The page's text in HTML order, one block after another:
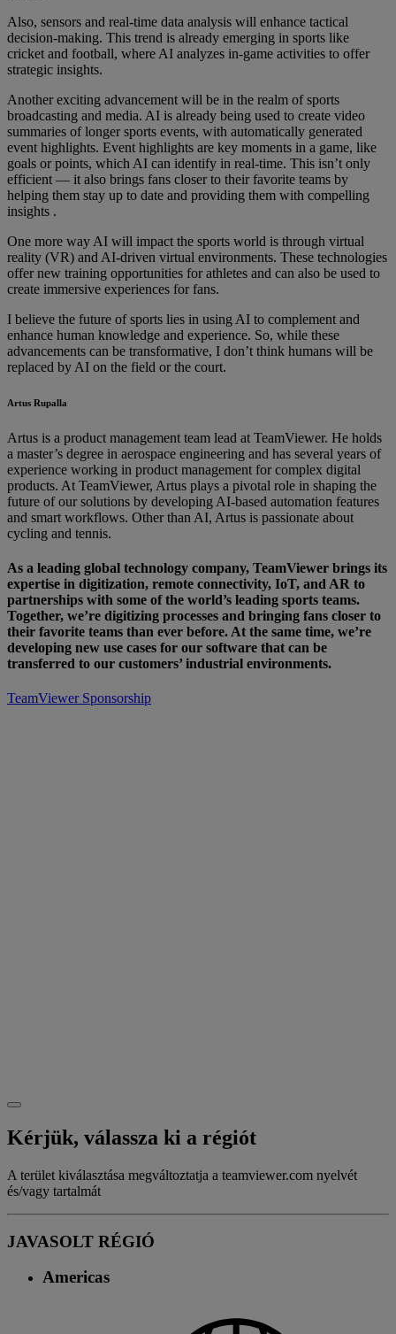
Also, sensors and real-time data analysis will enhance tactical
decision-making. This trend is already emerging in sports like
cricket and football, where AI analyzes in-game activities to offer
strategic insights.
Another exciting advancement will be in the realm of sports
broadcasting and media. AI is already being used to create video
summaries of longer sports events, with automatically generated
event highlights. Event highlights are key moments in a game, like
goals or points, which AI can identify in real-time. This isn’t only
efficient — it also brings fans closer to their favorite teams by
helping them stay up to date and providing them with compelling
insights .
One more way AI will impact the sports world is through virtual
reality (VR) and AI-driven virtual environments. These technologies
offer new training opportunities for athletes and can also be used to
create immersive experiences for fans.
I believe the future of sports lies in using AI to complement and
enhance human knowledge and experience. So, while these
advancements can be transformative, I don’t think humans will be
replaced by AI on the field or the court.
Artus Rupalla
Artus is a product management team lead at TeamViewer. He holds
a master’s degree in aerospace engineering and has several years of
experience working in product management for complex digital
products. At TeamViewer, Artus plays a pivotal role in shaping the
future of our solutions by developing AI-based automation features
and smart workflows. Other than AI, Artus is passionate about
cycling and tennis.
As a leading global technology company, TeamViewer brings its
expertise in digitization, remote connectivity, IoT, and AR to
partnerships with some of the world’s leading sports teams.
Together, we’re digitizing processes and bringing fans closer to
their favorite teams than ever before. At the same time, we’re
developing new use cases for our software that can be
transferred to our customers’ industrial environments.
TeamViewer Sponsorship
Kérjük, válassza ki a régiót
A terület kiválasztása megváltoztatja a teamviewer.com nyelvét
és/vagy tartalmát
JAVASOLT RÉGIÓ
Americas